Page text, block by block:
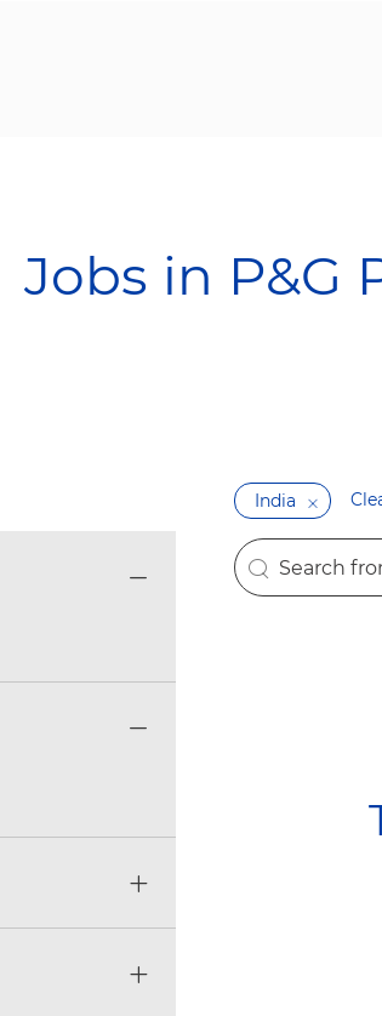
Jobs in P&G
India
the results
Search from